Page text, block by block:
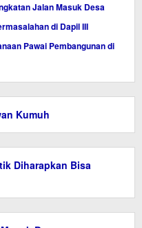
Jalan Masuk Desa
di Dapil III
Pawai Pembangunan di
Kumuh
Diharapkan Bisa